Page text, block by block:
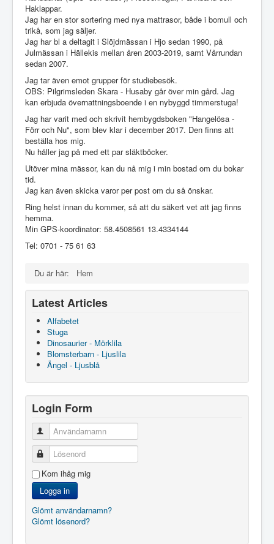
Haklappar.
Jag har en stor sortering med nya mattrasor, både i bomull och
trikå, som jag säljer.
Jag har bl a deltagit i Slöjdmässan i Hjo sedan 1990, på
Julmässan i Hällekis mellan åren 2003-2019, samt Vårrundan
sedan 2007.
Jag tar även emot grupper för studiebesök.
OBS: Pilgrimsleden Skara - Husaby går över min gård. Jag
kan erbjuda övernattningsboende i en nybyggd timmerstuga!
Jag har varit med och skrivit hembygdsboken "Hangelösa -
Förr och Nu", som blev klar i december 2017. Den finns att
beställa hos mig.
Nu håller jag på med ett par släktböcker.
Utöver mina mässor, kan du nå mig i min bostad om du bokar
tid.
Jag kan även skicka varor per post om du så önskar.
Ring helst innan du kommer, så att du säkert vet att jag finns
hemma.
Min GPS-koordinator: 58.4508561 13.4334144
Tel: 0701 - 75 61 63
Du är här: Hem
Latest Articles
Alfabetet
Stuga
Dinosaurier - Mörklila
Blomsterbarn - Ljuslila
Ängel - Ljusblå
Login Form
Användarnamn
Lösenord
Kom ihåg mig
Logga in
Glömt användarnamn?
Glömt lösenord?